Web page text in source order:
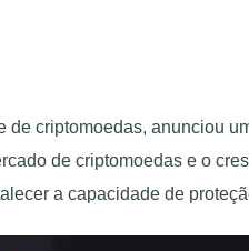
criptomoedas, anunciou
de criptomoedas e o
a capacidade de